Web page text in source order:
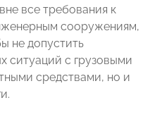
все требования к
сооружениям,
не допустить
ситуаций с грузовыми
средствами, но и